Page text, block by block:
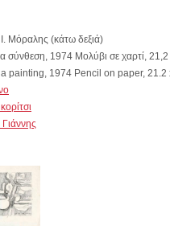
Μόραλης (κάτω δεξιά)
σύνθεση, 1974 Μολύβι σε χαρτί,
painting, 1974 Pencil on paper, 21.2